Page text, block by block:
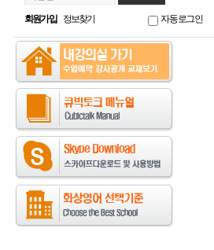
회원가입 정보찾기 자동로그인